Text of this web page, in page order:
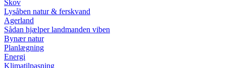
Skov
Lysåben natur & ferskvand
Agerland
Sådan hjælper landmanden viben
Bynær natur
Planlægning
Energi
Klimatilpasning